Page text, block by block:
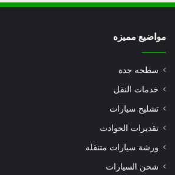
مواضيع مميزه
سطحه جدة
خدمات النقل
تشليح سيارات
تقديرات الحوادث
ورشة سيارات متنقله
شحن السيارات